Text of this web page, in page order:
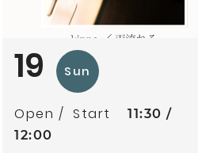
19 Sun
Open Start
11:30
12:00